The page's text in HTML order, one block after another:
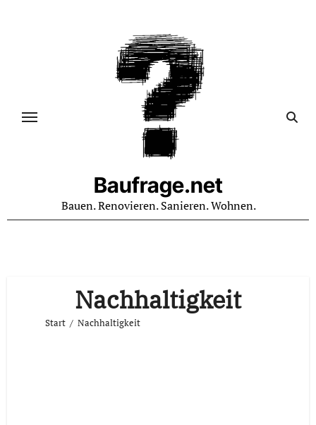
Baufrage.net
Bauen. Renovieren. Sanieren. Wohnen.
Nachhaltigkeit
Start Nachhaltigkeit